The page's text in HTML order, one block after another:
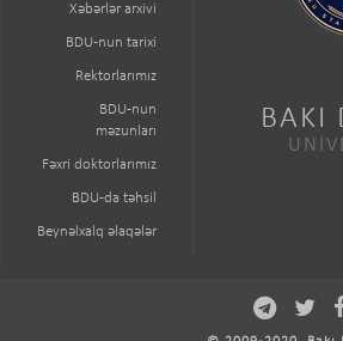
Xəbərlər arxivi
BDU-nun tarixi
Rektorlarımız
BDU-nun
məzunları
Fəxri doktorlarımız
BDU-da təhsil
Beynəlxalq əlaqələr
BAKI